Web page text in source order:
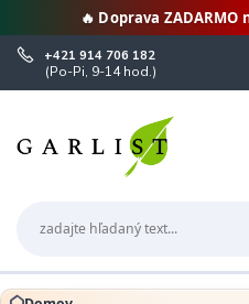
🔥 Doprava
+421 914 706 182
(Po-Pi, 9-14 hod.)